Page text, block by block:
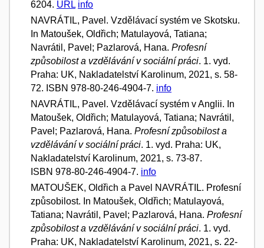
6204. URL info
NAVRÁTIL, Pavel. Vzdělávací systém ve Skotsku.
In Matoušek, Oldřich; Matulayová, Tatiana;
Navrátil, Pavel; Pazlarová, Hana. Profesní
způsobilost a vzdělávání v sociální práci. 1. vyd.
Praha: UK, Nakladatelství Karolinum, 2021, s. 58-
72. ISBN 978-80-246-4904-7. info
NAVRÁTIL, Pavel. Vzdělávací systém v Anglii. In
Matoušek, Oldřich; Matulayová, Tatiana; Navrátil,
Pavel; Pazlarová, Hana. Profesní způsobilost a
vzdělávání v sociální práci. 1. vyd. Praha: UK,
Nakladatelství Karolinum, 2021, s. 73-87.
ISBN 978-80-246-4904-7. info
MATOUŠEK, Oldřich a Pavel NAVRÁTIL. Profesní
způsobilost. In Matoušek, Oldřich; Matulayová,
Tatiana; Navrátil, Pavel; Pazlarová, Hana. Profesní
způsobilost a vzdělávání v sociální práci. 1. vyd.
Praha: UK, Nakladatelství Karolinum, 2021, s. 22-